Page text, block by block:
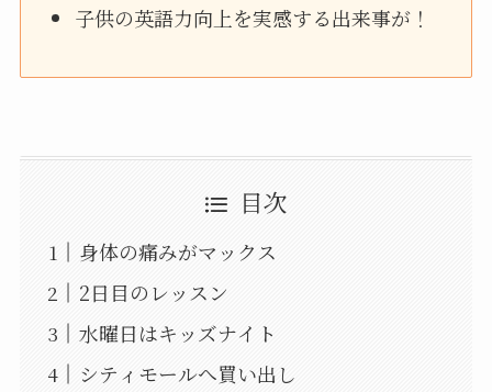
子供の英語力向上を実感する出来事が！
目次
身体の痛みがマックス
2日目のレッスン
水曜日はキッズナイト
シティモールへ買い出し